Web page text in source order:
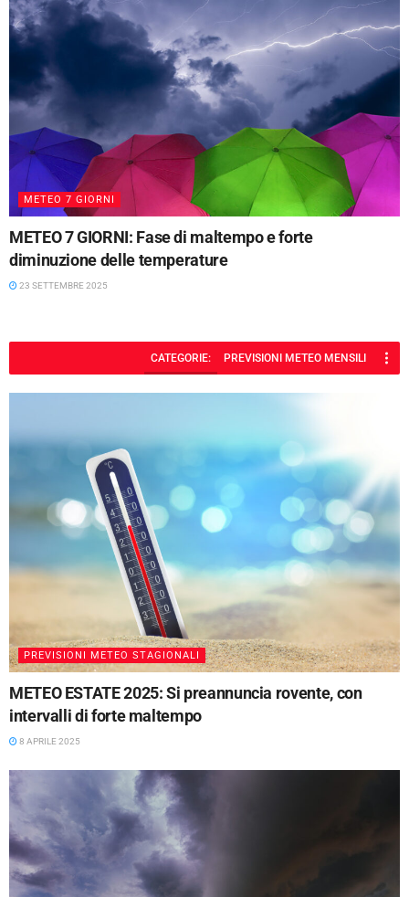
METEO 7 GIORNI
METEO 7 GIORNI: Fase di maltempo e forte
diminuzione delle temperature
23 SETTEMBRE 2025
CATEGORIE: PREVISIONI METEO MENSILI
PREVISIONI METEO STAGIONALI
METEO ESTATE 2025: Si preannuncia rovente, con
intervalli di forte maltempo
8 APRILE 2025